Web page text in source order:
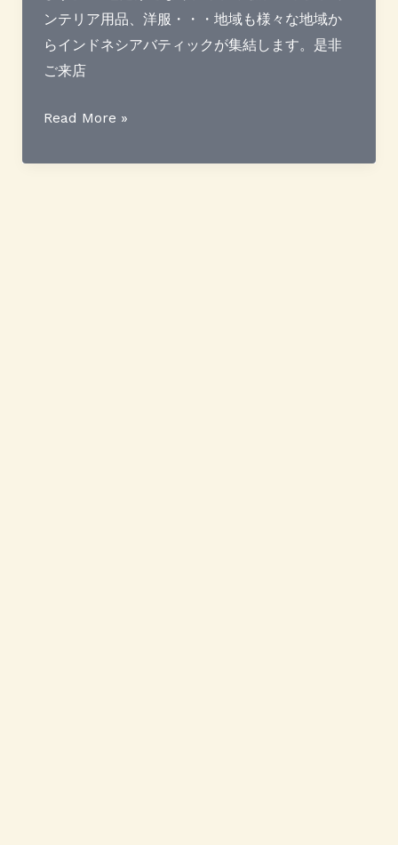
催
し
ま
ンテリア用品、洋服・・・地域も様々な地域か
らインドネシアバティックが集結します。是非
ご来店
イ
ド
Read More »